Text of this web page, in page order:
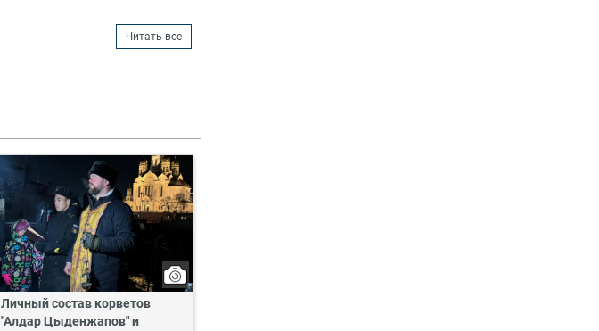
Читать все
Личный состав корветов
"Алдар Цыденжапов" и